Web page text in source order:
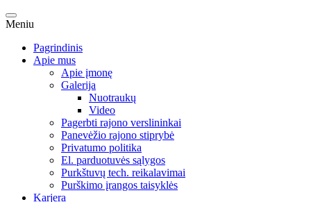
Meniu
Pagrindinis
Apie mus
Apie įmonę
Galerija
Nuotraukų
Video
Pagerbti rajono verslininkai
Panevėžio rajono stiprybė
Privatumo politika
El. parduotuvės sąlygos
Purkštuvų tech. reikalavimai
Purškimo įrangos taisyklės
Karjera